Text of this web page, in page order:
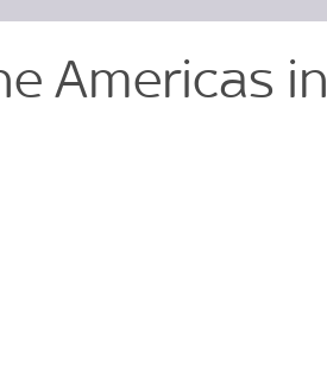
Americas in